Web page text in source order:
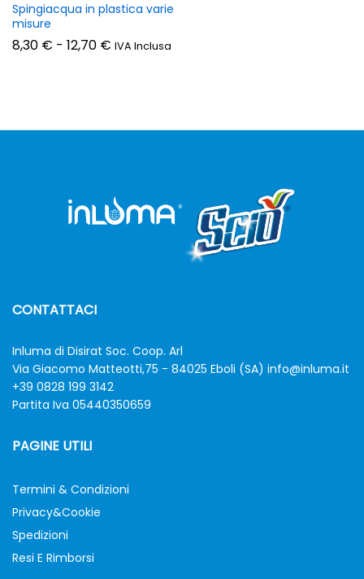
Spingiacqua in plastica varie
misure
8,30 € - 12,70 € Fascia
IVA Inclusa
CONTATTACI
Inluma di Disirat Soc. Coop. Arl
Via Giacomo Matteotti,75 - 84025 Eboli (SA) info@inluma.it
+39 0828 199 3142
Partita Iva 05440350659
PAGINE UTILI
Termini & Condizioni
Privacy&Cookie
Spedizioni
Resi E Rimborsi